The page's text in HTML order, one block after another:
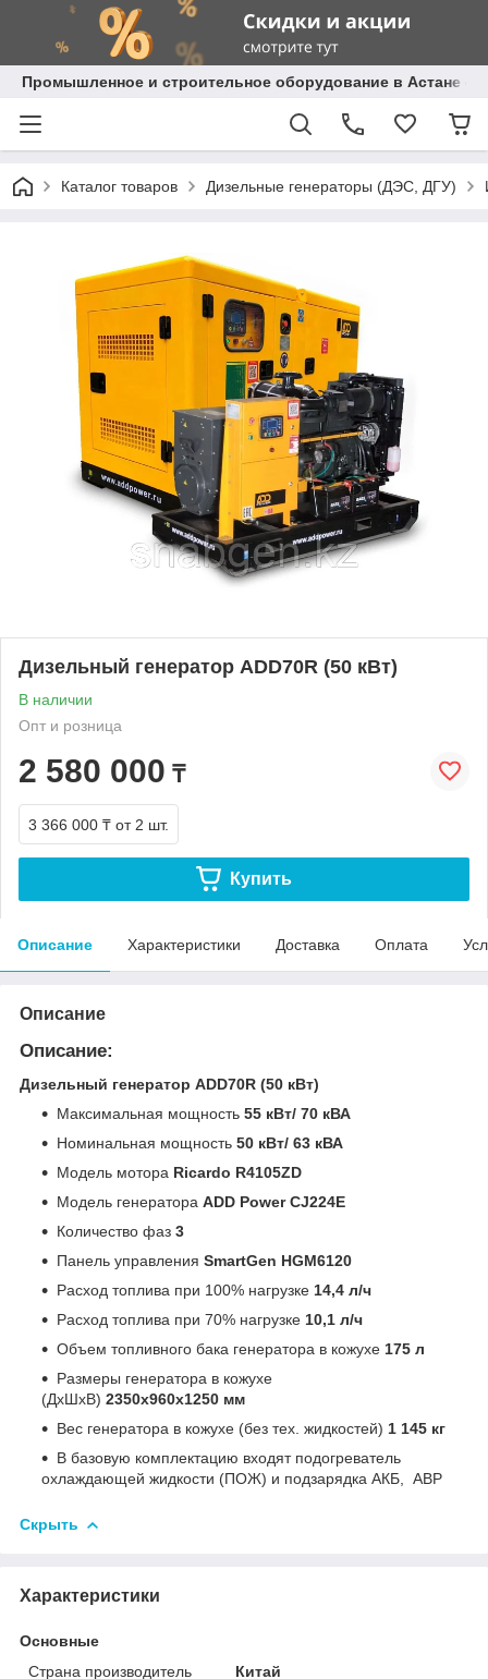
Промышленное и строительное оборудование в Астане с
Каталог товаров Дизельные генераторы (ДЭС, ДГУ)
Дизельный генератор ADD70R (50 кВт)
В наличии
Опт и розница
2 580 000 ₸
3 366 000 ₸ от 2 шт.
Купить
Описание Характеристики Доставка Оплата
Описание
Описание:
Дизельный генератор ADD70R (50 кВт)
Максимальная мощность 55 кВт/ 70 кВА
Номинальная мощность 50 кВт/ 63 кВА
Модель мотора Ricardo R4105ZD
Модель генератора ADD Power CJ224E
Количество фаз 3
Панель управления SmartGen HGM6120
Расход топлива при 100% нагрузке 14,4 л/ч
Расход топлива при 70% нагрузке 10,1 л/ч
Объем топливного бака генератора в кожухе 175 л
Размеры генератора в кожухе
(ДхШхВ) 2350x960x1250 мм
Вес генератора в кожухе (без тех. жидкостей) 1 145 кг
В базовую комплектацию входят подогреватель
охлаждающей жидкости (ПОЖ) и подзарядка АКБ, АВР
Скрыть
Характеристики
Основные
Страна производитель
Китай